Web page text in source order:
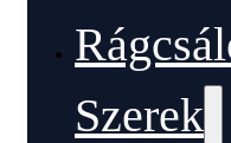
Szerek